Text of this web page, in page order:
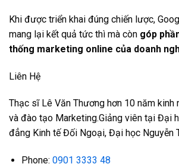
Khi được triển khai đúng chiến lược,
mang lại kết quả tức thì mà còn góp
thống marketing online của doanh
Liên Hệ
Thạc sĩ Lê Văn Thương hơn 10 năm kinh
và đào tạo Marketing.Giảng viên tại Đại
đẳng Kinh tế Đối Ngoại, Đại học Nguyễn
Phone: 0901 3333 48